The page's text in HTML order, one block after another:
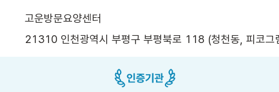
고운방문요양센터
21310 인천광역시 부평구 부평북로 118 (청천동, 피코그